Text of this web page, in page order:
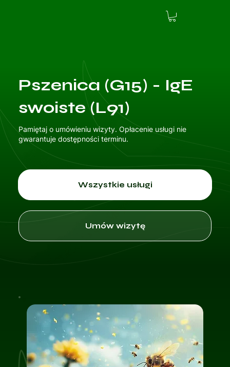
Pszenica (G15) - IgE
swoiste (L91)
Pamiętaj o umówieniu wizyty. Opłacenie usługi nie
gwarantuje dostępności terminu.
Wszystkie usługi
Umów wizytę